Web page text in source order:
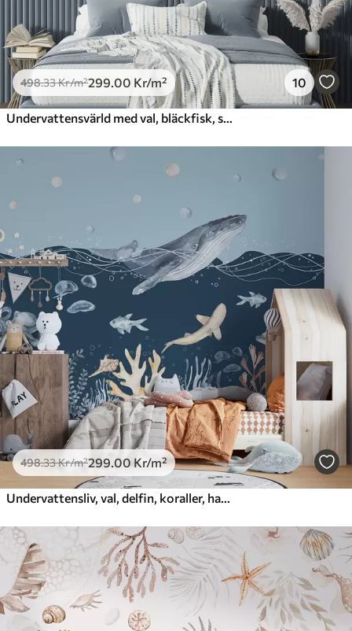
498.33Kr/m²299.00 Kr/m² 10
Undervattensvärld med val, bläckfisk, sköldpadda
498.33Kr/m²299.00 Kr/m²
Undervattensliv, val, delfin, koraller, havsdjur, havstema, pastellfärger